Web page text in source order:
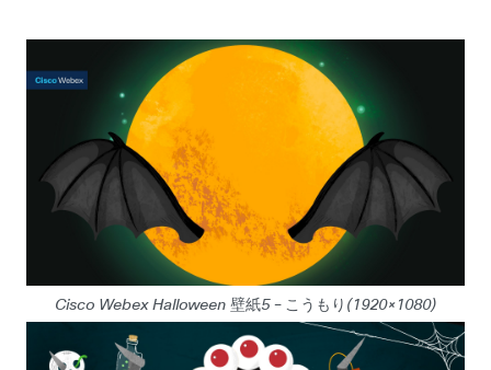
Cisco Webex Halloween 壁紙5 – こうもり(1920×1080)